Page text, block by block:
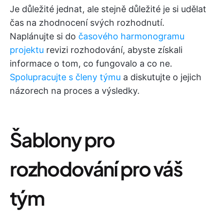
Je důležité jednat, ale stejně důležité je si udělat
čas na zhodnocení svých rozhodnutí.
Naplánujte si do časového harmonogramu
projektu revizi rozhodování, abyste získali
informace o tom, co fungovalo a co ne.
Spolupracujte s členy týmu a diskutujte o jejich
názorech na proces a výsledky.
Šablony pro
rozhodování pro váš
tým